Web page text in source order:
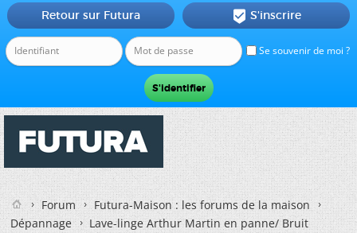
Se souvenir de moi ?
Retour sur Futura  S'inscrire
Forum
Futura-Maison : les forums de la maison
Dépannage
Lave-linge Arthur Martin en panne/ Bruit